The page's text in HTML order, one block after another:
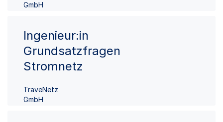
GmbH
Ingenieur:in
Grundsatzfragen
Stromnetz
TraveNetz
GmbH